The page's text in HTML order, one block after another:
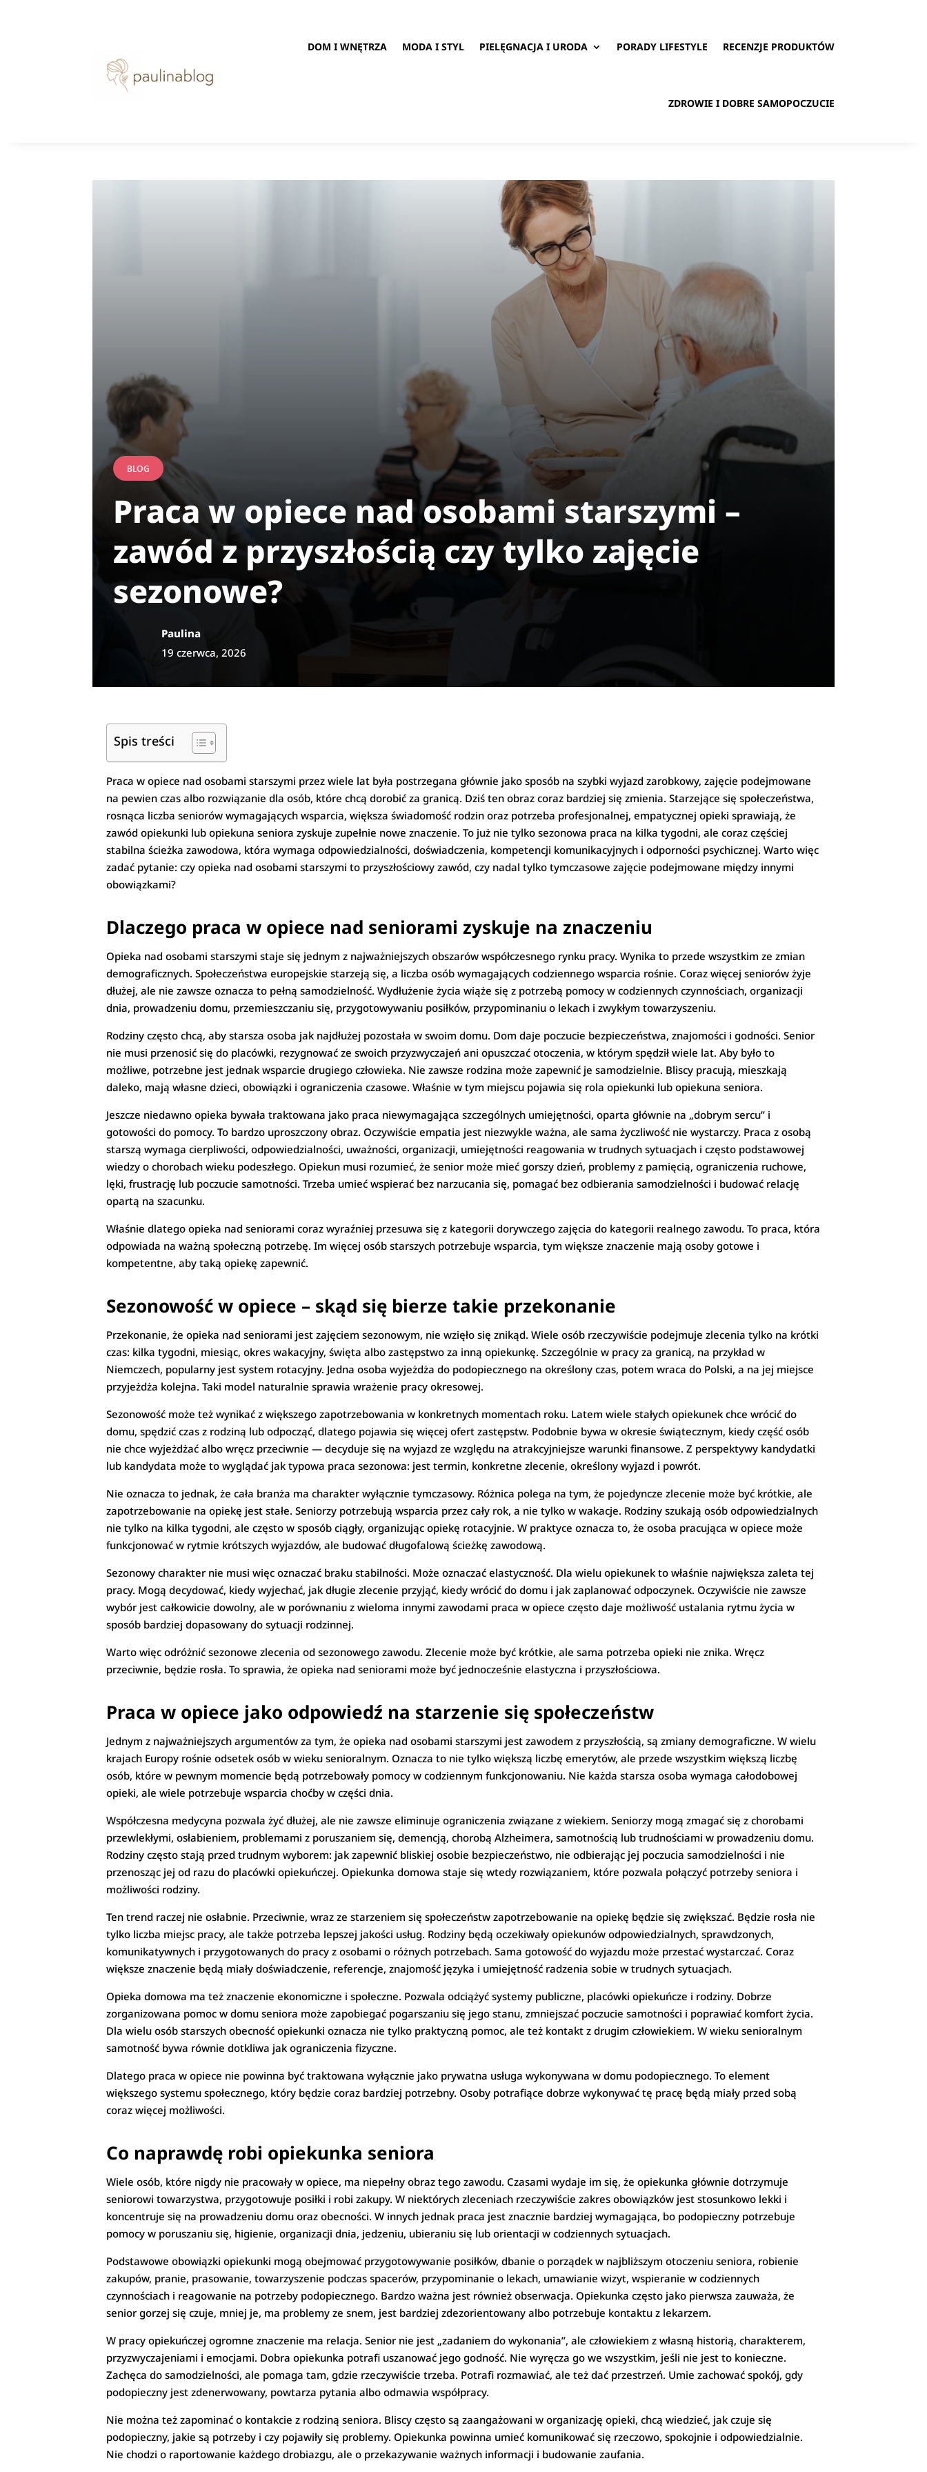
DOM I WNĘTRZA MODA I STYL PIELĘGNACJA I URODA PORADY LIFESTYLE RECENZJE PRODUKTÓW
ZDROWIE I DOBRE SAMOPOCZUCIE
BLOG
Praca w opiece nad osobami starszymi –
zawód z przyszłością czy tylko zajęcie
sezonowe?
Paulina
19 czerwca, 2026
Spis treści
Praca w opiece nad osobami starszymi przez wiele lat była postrzegana głównie jako sposób na szybki wyjazd zarobkowy, zajęcie podejmowane
na pewien czas albo rozwiązanie dla osób, które chcą dorobić za granicą. Dziś ten obraz coraz bardziej się zmienia. Starzejące się społeczeństwa,
rosnąca liczba seniorów wymagających wsparcia, większa świadomość rodzin oraz potrzeba profesjonalnej, empatycznej opieki sprawiają, że
zawód opiekunki lub opiekuna seniora zyskuje zupełnie nowe znaczenie. To już nie tylko sezonowa praca na kilka tygodni, ale coraz częściej
stabilna ścieżka zawodowa, która wymaga odpowiedzialności, doświadczenia, kompetencji komunikacyjnych i odporności psychicznej. Warto więc
zadać pytanie: czy opieka nad osobami starszymi to przyszłościowy zawód, czy nadal tylko tymczasowe zajęcie podejmowane między innymi
obowiązkami?
Dlaczego praca w opiece nad seniorami zyskuje na znaczeniu
Opieka nad osobami starszymi staje się jednym z najważniejszych obszarów współczesnego rynku pracy. Wynika to przede wszystkim ze zmian
demograficznych. Społeczeństwa europejskie starzeją się, a liczba osób wymagających codziennego wsparcia rośnie. Coraz więcej seniorów żyje
dłużej, ale nie zawsze oznacza to pełną samodzielność. Wydłużenie życia wiąże się z potrzebą pomocy w codziennych czynnościach, organizacji
dnia, prowadzeniu domu, przemieszczaniu się, przygotowywaniu posiłków, przypominaniu o lekach i zwykłym towarzyszeniu.
Rodziny często chcą, aby starsza osoba jak najdłużej pozostała w swoim domu. Dom daje poczucie bezpieczeństwa, znajomości i godności. Senior
nie musi przenosić się do placówki, rezygnować ze swoich przyzwyczajeń ani opuszczać otoczenia, w którym spędził wiele lat. Aby było to
możliwe, potrzebne jest jednak wsparcie drugiego człowieka. Nie zawsze rodzina może zapewnić je samodzielnie. Bliscy pracują, mieszkają
daleko, mają własne dzieci, obowiązki i ograniczenia czasowe. Właśnie w tym miejscu pojawia się rola opiekunki lub opiekuna seniora.
Jeszcze niedawno opieka bywała traktowana jako praca niewymagająca szczególnych umiejętności, oparta głównie na „dobrym sercu” i
gotowości do pomocy. To bardzo uproszczony obraz. Oczywiście empatia jest niezwykle ważna, ale sama życzliwość nie wystarczy. Praca z osobą
starszą wymaga cierpliwości, odpowiedzialności, uważności, organizacji, umiejętności reagowania w trudnych sytuacjach i często podstawowej
wiedzy o chorobach wieku podeszłego. Opiekun musi rozumieć, że senior może mieć gorszy dzień, problemy z pamięcią, ograniczenia ruchowe,
lęki, frustrację lub poczucie samotności. Trzeba umieć wspierać bez narzucania się, pomagać bez odbierania samodzielności i budować relację
opartą na szacunku.
Właśnie dlatego opieka nad seniorami coraz wyraźniej przesuwa się z kategorii dorywczego zajęcia do kategorii realnego zawodu. To praca, która
odpowiada na ważną społeczną potrzebę. Im więcej osób starszych potrzebuje wsparcia, tym większe znaczenie mają osoby gotowe i
kompetentne, aby taką opiekę zapewnić.
Sezonowość w opiece – skąd się bierze takie przekonanie
Przekonanie, że opieka nad seniorami jest zajęciem sezonowym, nie wzięło się znikąd. Wiele osób rzeczywiście podejmuje zlecenia tylko na krótki
czas: kilka tygodni, miesiąc, okres wakacyjny, święta albo zastępstwo za inną opiekunkę. Szczególnie w pracy za granicą, na przykład w
Niemczech, popularny jest system rotacyjny. Jedna osoba wyjeżdża do podopiecznego na określony czas, potem wraca do Polski, a na jej miejsce
przyjeżdża kolejna. Taki model naturalnie sprawia wrażenie pracy okresowej.
Sezonowość może też wynikać z większego zapotrzebowania w konkretnych momentach roku. Latem wiele stałych opiekunek chce wrócić do
domu, spędzić czas z rodziną lub odpocząć, dlatego pojawia się więcej ofert zastępstw. Podobnie bywa w okresie świątecznym, kiedy część osób
nie chce wyjeżdżać albo wręcz przeciwnie — decyduje się na wyjazd ze względu na atrakcyjniejsze warunki finansowe. Z perspektywy kandydatki
lub kandydata może to wyglądać jak typowa praca sezonowa: jest termin, konkretne zlecenie, określony wyjazd i powrót.
Nie oznacza to jednak, że cała branża ma charakter wyłącznie tymczasowy. Różnica polega na tym, że pojedyncze zlecenie może być krótkie, ale
zapotrzebowanie na opiekę jest stałe. Seniorzy potrzebują wsparcia przez cały rok, a nie tylko w wakacje. Rodziny szukają osób odpowiedzialnych
nie tylko na kilka tygodni, ale często w sposób ciągły, organizując opiekę rotacyjnie. W praktyce oznacza to, że osoba pracująca w opiece może
funkcjonować w rytmie krótszych wyjazdów, ale budować długofalową ścieżkę zawodową.
Sezonowy charakter nie musi więc oznaczać braku stabilności. Może oznaczać elastyczność. Dla wielu opiekunek to właśnie największa zaleta tej
pracy. Mogą decydować, kiedy wyjechać, jak długie zlecenie przyjąć, kiedy wrócić do domu i jak zaplanować odpoczynek. Oczywiście nie zawsze
wybór jest całkowicie dowolny, ale w porównaniu z wieloma innymi zawodami praca w opiece często daje możliwość ustalania rytmu życia w
sposób bardziej dopasowany do sytuacji rodzinnej.
Warto więc odróżnić sezonowe zlecenia od sezonowego zawodu. Zlecenie może być krótkie, ale sama potrzeba opieki nie znika. Wręcz
przeciwnie, będzie rosła. To sprawia, że opieka nad seniorami może być jednocześnie elastyczna i przyszłościowa.
Praca w opiece jako odpowiedź na starzenie się społeczeństw
Jednym z najważniejszych argumentów za tym, że opieka nad osobami starszymi jest zawodem z przyszłością, są zmiany demograficzne. W wielu
krajach Europy rośnie odsetek osób w wieku senioralnym. Oznacza to nie tylko większą liczbę emerytów, ale przede wszystkim większą liczbę
osób, które w pewnym momencie będą potrzebowały pomocy w codziennym funkcjonowaniu. Nie każda starsza osoba wymaga całodobowej
opieki, ale wiele potrzebuje wsparcia choćby w części dnia.
Współczesna medycyna pozwala żyć dłużej, ale nie zawsze eliminuje ograniczenia związane z wiekiem. Seniorzy mogą zmagać się z chorobami
przewlekłymi, osłabieniem, problemami z poruszaniem się, demencją, chorobą Alzheimera, samotnością lub trudnościami w prowadzeniu domu.
Rodziny często stają przed trudnym wyborem: jak zapewnić bliskiej osobie bezpieczeństwo, nie odbierając jej poczucia samodzielności i nie
przenosząc jej od razu do placówki opiekuńczej. Opiekunka domowa staje się wtedy rozwiązaniem, które pozwala połączyć potrzeby seniora i
możliwości rodziny.
Ten trend raczej nie osłabnie. Przeciwnie, wraz ze starzeniem się społeczeństw zapotrzebowanie na opiekę będzie się zwiększać. Będzie rosła nie
tylko liczba miejsc pracy, ale także potrzeba lepszej jakości usług. Rodziny będą oczekiwały opiekunów odpowiedzialnych, sprawdzonych,
komunikatywnych i przygotowanych do pracy z osobami o różnych potrzebach. Sama gotowość do wyjazdu może przestać wystarczać. Coraz
większe znaczenie będą miały doświadczenie, referencje, znajomość języka i umiejętność radzenia sobie w trudnych sytuacjach.
Opieka domowa ma też znaczenie ekonomiczne i społeczne. Pozwala odciążyć systemy publiczne, placówki opiekuńcze i rodziny. Dobrze
zorganizowana pomoc w domu seniora może zapobiegać pogarszaniu się jego stanu, zmniejszać poczucie samotności i poprawiać komfort życia.
Dla wielu osób starszych obecność opiekunki oznacza nie tylko praktyczną pomoc, ale też kontakt z drugim człowiekiem. W wieku senioralnym
samotność bywa równie dotkliwa jak ograniczenia fizyczne.
Dlatego praca w opiece nie powinna być traktowana wyłącznie jako prywatna usługa wykonywana w domu podopiecznego. To element
większego systemu społecznego, który będzie coraz bardziej potrzebny. Osoby potrafiące dobrze wykonywać tę pracę będą miały przed sobą
coraz więcej możliwości.
Co naprawdę robi opiekunka seniora
Wiele osób, które nigdy nie pracowały w opiece, ma niepełny obraz tego zawodu. Czasami wydaje im się, że opiekunka głównie dotrzymuje
seniorowi towarzystwa, przygotowuje posiłki i robi zakupy. W niektórych zleceniach rzeczywiście zakres obowiązków jest stosunkowo lekki i
koncentruje się na prowadzeniu domu oraz obecności. W innych jednak praca jest znacznie bardziej wymagająca, bo podopieczny potrzebuje
pomocy w poruszaniu się, higienie, organizacji dnia, jedzeniu, ubieraniu się lub orientacji w codziennych sytuacjach.
Podstawowe obowiązki opiekunki mogą obejmować przygotowywanie posiłków, dbanie o porządek w najbliższym otoczeniu seniora, robienie
zakupów, pranie, prasowanie, towarzyszenie podczas spacerów, przypominanie o lekach, umawianie wizyt, wspieranie w codziennych
czynnościach i reagowanie na potrzeby podopiecznego. Bardzo ważna jest również obserwacja. Opiekunka często jako pierwsza zauważa, że
senior gorzej się czuje, mniej je, ma problemy ze snem, jest bardziej zdezorientowany albo potrzebuje kontaktu z lekarzem.
W pracy opiekuńczej ogromne znaczenie ma relacja. Senior nie jest „zadaniem do wykonania”, ale człowiekiem z własną historią, charakterem,
przyzwyczajeniami i emocjami. Dobra opiekunka potrafi uszanować jego godność. Nie wyręcza go we wszystkim, jeśli nie jest to konieczne.
Zachęca do samodzielności, ale pomaga tam, gdzie rzeczywiście trzeba. Potrafi rozmawiać, ale też dać przestrzeń. Umie zachować spokój, gdy
podopieczny jest zdenerwowany, powtarza pytania albo odmawia współpracy.
Nie można też zapominać o kontakcie z rodziną seniora. Bliscy często są zaangażowani w organizację opieki, chcą wiedzieć, jak czuje się
podopieczny, jakie są potrzeby i czy pojawiły się problemy. Opiekunka powinna umieć komunikować się rzeczowo, spokojnie i odpowiedzialnie.
Nie chodzi o raportowanie każdego drobiazgu, ale o przekazywanie ważnych informacji i budowanie zaufania.